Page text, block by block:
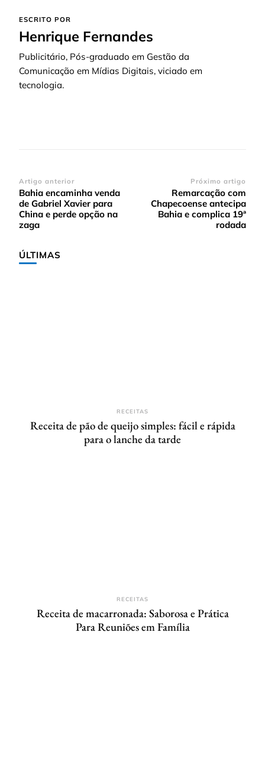
ESCRITO POR
Henrique Fernandes
Publicitário, Pós-graduado em Gestão da
Comunicação em Mídias Digitais, viciado em
tecnologia.
Navegação
de
post
Artigo anterior
Bahia encaminha venda
de Gabriel Xavier para
China e perde opção na
zaga
Próximo artigo
Remarcação com
Chapecoense antecipa
Bahia e complica 19ª
rodada
ÚLTIMAS
RECEITAS
Receita de pão de queijo simples: fácil e rápida
para o lanche da tarde
RECEITAS
Receita de macarronada: Saborosa e Prática
Para Reuniões em Família